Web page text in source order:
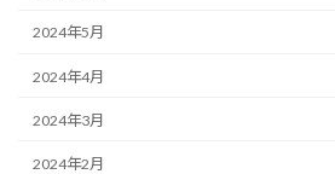
2024年5月
2024年4月
2024年3月
2024年2月